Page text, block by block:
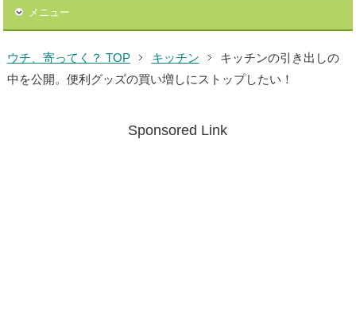
メニュー
ウチ、寄ってく？ TOP キッチン
キッチンの引き出しの
中を公開。便利グッズの買い増しにストップしたい！
Sponsored Link